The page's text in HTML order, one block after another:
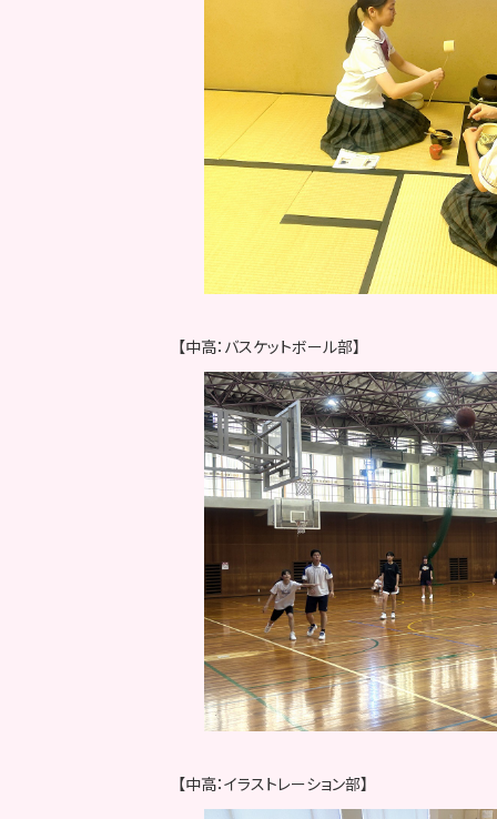
【中高：バスケットボール部】
【中高：イラストレーション部】